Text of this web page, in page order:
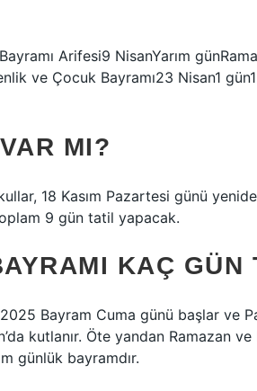
Arifesi9 NisanYarım
ve Çocuk Bayramı23 Nisan1
MI?
18 Kasım Pazartesi günü
9 gün tatil yapacak.
KAÇ GÜN
2025 Bayram Cuma günü başlar ve
kutlanır. Öte yandan Ramazan ve
günlük bayramdır.